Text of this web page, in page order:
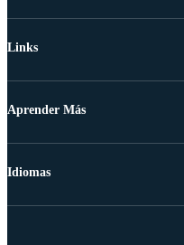
Links
Aprender Más
Idiomas